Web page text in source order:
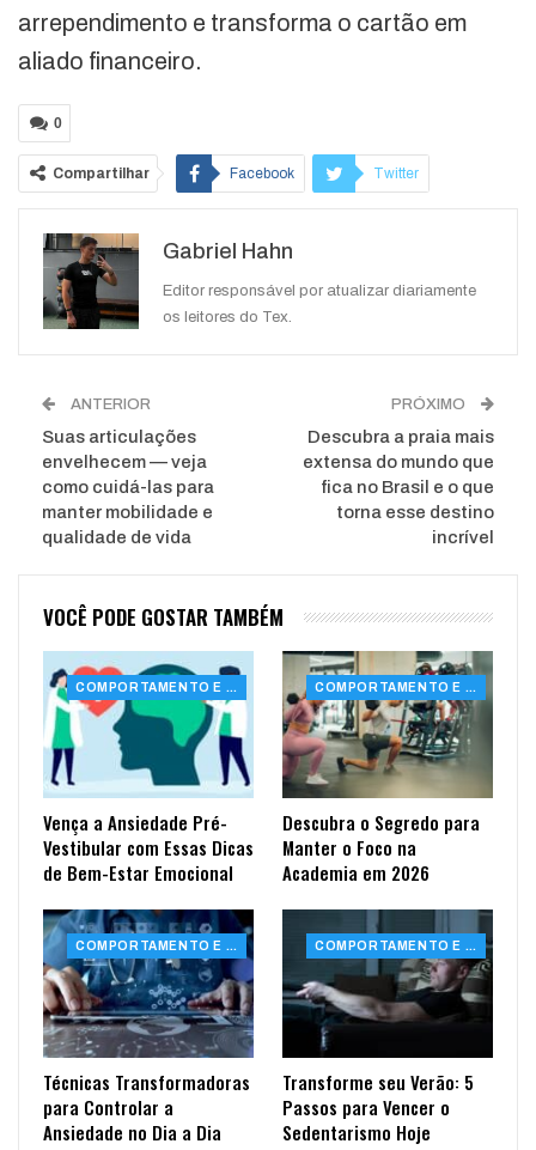
arrependimento e transforma o cartão em
aliado financeiro.
0
Compartilhar Facebook Twitter
WhatsApp
Gabriel Hahn
Editor responsável por atualizar diariamente
os leitores do Tex.
ANTERIOR
Suas articulações
envelhecem — veja
como cuidá-las para
manter mobilidade e
qualidade de vida
PRÓXIMO
Descubra a praia mais
extensa do mundo que
fica no Brasil e o que
torna esse destino
incrível
VOCÊ PODE GOSTAR TAMBÉM
COMPORTAMENTO E SAÚDE
Vença a Ansiedade Pré-
Vestibular com Essas Dicas
de Bem-Estar Emocional
COMPORTAMENTO E SAÚDE
Descubra o Segredo para
Manter o Foco na
Academia em 2026
COMPORTAMENTO E SAÚDE
Técnicas Transformadoras
para Controlar a
Ansiedade no Dia a Dia
COMPORTAMENTO E SAÚDE
Transforme seu Verão: 5
Passos para Vencer o
Sedentarismo Hoje